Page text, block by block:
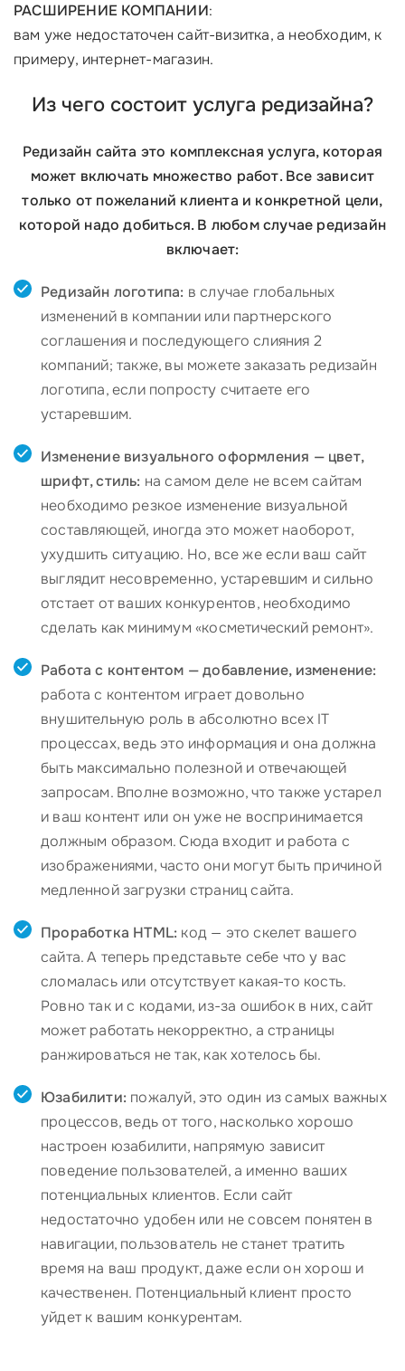
РАСШИРЕНИЕ КОМПАНИИ:
вам уже недостаточен сайт-визитка, а необходим, к
примеру, интернет-магазин.
Из чего состоит услуга редизайна?
Редизайн сайта это комплексная услуга, которая
может включать множество работ. Все зависит
только от пожеланий клиента и конкретной цели,
которой надо добиться. В любом случае редизайн
включает:
Редизайн логотипа: в случае глобальных
изменений в компании или партнерского
соглашения и последующего слияния 2
компаний; также, вы можете заказать редизайн
логотипа, если попросту считаете его
устаревшим.
Изменение визуального оформления — цвет,
шрифт, стиль: на самом деле не всем сайтам
необходимо резкое изменение визуальной
составляющей, иногда это может наоборот,
ухудшить ситуацию. Но, все же если ваш сайт
выглядит несовременно, устаревшим и сильно
отстает от ваших конкурентов, необходимо
сделать как минимум «косметический ремонт».
Работа с контентом — добавление, изменение:
работа с контентом играет довольно
внушительную роль в абсолютно всех IT
процессах, ведь это информация и она должна
быть максимально полезной и отвечающей
запросам. Вполне возможно, что также устарел
и ваш контент или он уже не воспринимается
должным образом. Сюда входит и работа с
изображениями, часто они могут быть причиной
медленной загрузки страниц сайта.
Проработка HTML: код — это скелет вашего
сайта. А теперь представьте себе что у вас
сломалась или отсутствует какая-то кость.
Ровно так и с кодами, из-за ошибок в них, сайт
может работать некорректно, а страницы
ранжироваться не так, как хотелось бы.
Юзабилити: пожалуй, это один из самых важных
процессов, ведь от того, насколько хорошо
настроен юзабилити, напрямую зависит
поведение пользователей, а именно ваших
потенциальных клиентов. Если сайт
недостаточно удобен или не совсем понятен в
навигации, пользователь не станет тратить
время на ваш продукт, даже если он хорош и
качественен. Потенциальный клиент просто
уйдет к вашим конкурентам.